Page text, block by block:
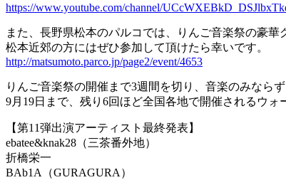
https://www.youtube.com/channel/
また、長野県松本のパルコでは、りんご音楽祭の豪華
松本近郊の方にはぜひ参加して頂けたら幸いです。
http://matsumoto.parco.jp/page2/event/4653
りんご音楽祭の開催まで3週間を切り、音楽のみなら
9月19日まで、残り6回ほど全国各地で開催されるウ
【第11弾出演アーティスト最終発表】
ebatee&knak28（三茶番外地）
折橋栄一
BAb1A（GURAGURA）